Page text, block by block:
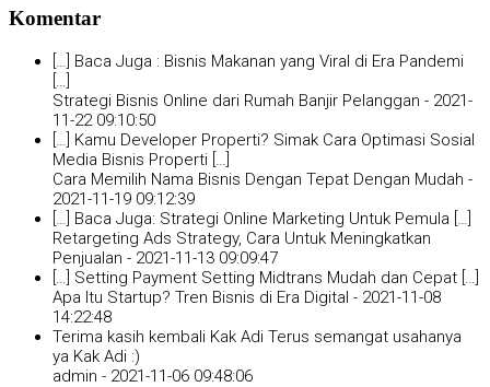
Komentar
[…] Baca Juga : Bisnis Makanan yang Viral di Era Pandemi
Strategi Bisnis Online dari Rumah Banjir Pelanggan - 2021-
11-22 09:10:50
[…] Kamu Developer Properti? Simak Cara Optimasi Sosial
Media Bisnis Properti […]
Cara Memilih Nama Bisnis Dengan Tepat Dengan Mudah -
2021-11-19 09:12:39
[…] Baca Juga: Strategi Online Marketing Untuk Pemula […]
Retargeting Ads Strategy, Cara Untuk Meningkatkan
Penjualan - 2021-11-13 09:09:47
[…] Setting Payment Setting Midtrans Mudah dan Cepat […]
Apa Itu Startup? Tren Bisnis di Era Digital - 2021-11-08
14:22:48
Terima kasih kembali Kak Adi Terus semangat usahanya
ya Kak Adi :)
admin - 2021-11-06 09:48:06